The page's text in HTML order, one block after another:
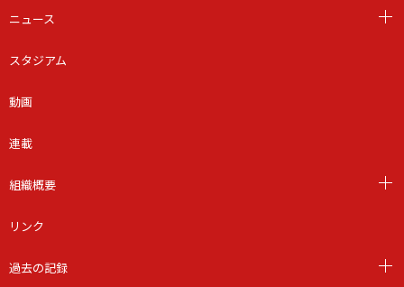
ニュース
スタジアム
動画
連載
組織概要
リンク
過去の記録